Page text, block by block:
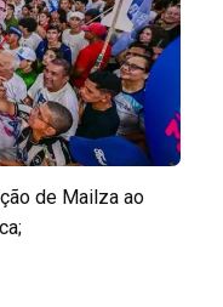
de Mailza ao